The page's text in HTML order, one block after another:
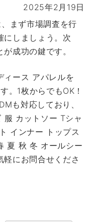
2025年2月19日
まず市場調査を行
にしましょう。次
成功の鍵です。
ィース アパレルを
。1枚からでもOK！
も対応しており、
服 カットソー Tシャ
インナー トップス
夏 秋 冬 オールシー
軽にお問合せくださ